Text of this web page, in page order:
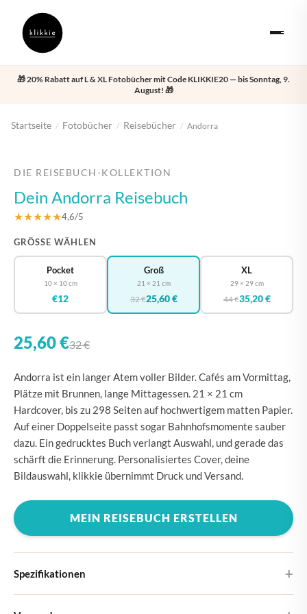
🎁 20% Rabatt auf L & XL Fotobücher mit Code KLIKKIE20 — bis Sonntag, 9.
August! 🎁
Startseite / Fotobücher / Reisebücher / Andorra
DIE REISEBUCH-KOLLEKTION
Dein Andorra Reisebuch
★★★★★4,6/5
GRÖSSE WÄHLEN
Pocket
10 × 10 cm
€12
Groß
21 × 21 cm
32 €25,60 €
XL
29 × 29 cm
44 €35,20 €
25,60 €32 €
Andorra ist ein langer Atem voller Bilder. Cafés am Vormittag,
Plätze mit Brunnen, lange Mittagessen. 21 × 21 cm
Hardcover, bis zu 298 Seiten auf hochwertigem matten Papier.
Auf einer Doppelseite passt sogar Bahnhofsmomente sauber
dazu. Ein gedrucktes Buch verlangt Auswahl, und gerade das
schärft die Erinnerung. Personalisiertes Cover, deine
Bildauswahl, klikkie übernimmt Druck und Versand.
MEIN REISEBUCH ERSTELLEN
Spezifikationen